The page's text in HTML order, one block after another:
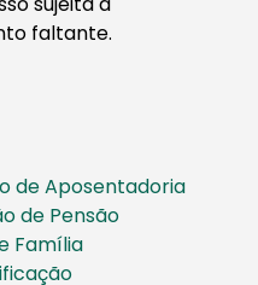
faltante.
de Aposentadoria
de Pensão
Família